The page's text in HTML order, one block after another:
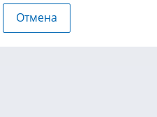
Отмена